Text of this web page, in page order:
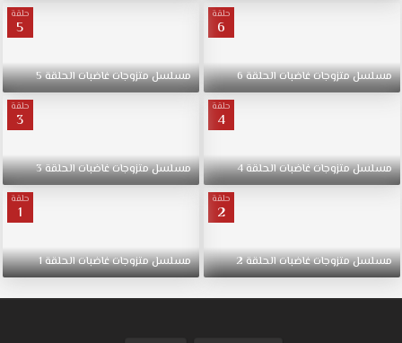
حلقة
6
مسلسلمتزوجاتغاضباتالحلقة6
حلقة
5
مسلسلمتزوجاتغاضباتالحلقة5
حلقة
4
مسلسلمتزوجاتغاضباتالحلقة4
حلقة
3
مسلسلمتزوجاتغاضباتالحلقة3
حلقة
2
مسلسلمتزوجاتغاضباتالحلقة2
حلقة
1
مسلسلمتزوجاتغاضباتالحلقة1